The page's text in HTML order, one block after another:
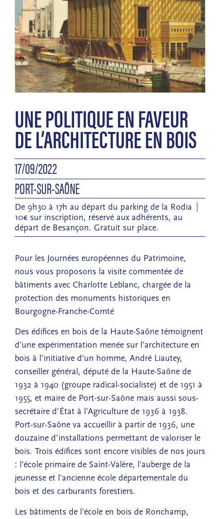
UNE POLITIQUE EN FAVEUR
DE L’ARCHITECTURE EN BOIS
17/09/2022
PORT-SUR-SAÔNE
De 9h30 à 17h au départ du parking de la Rodia
10€ sur inscription, réservé aux adhérents, au
départ de Besançon. Gratuit sur place.
Pour les Journées européennes du Patrimoine,
nous vous proposons la visite commentée de
bâtiments avec Charlotte Leblanc, chargée de la
protection des monuments historiques en
Bourgogne-Franche-Comté
Des édifices en bois de la Haute-Saône témoignent
d’une expérimentation menée sur l’architecture en
bois à l’initiative d’un homme, André Liautey,
conseiller général, député de la Haute-Saône de
1932 à 1940 (groupe radical-socialiste) et de 1951 à
1955, et maire de Port-sur-Saône mais aussi sous-
secrétaire d’État à l’Agriculture de 1936 à 1938.
Port-sur-Saône va accueillir à partir de 1936, une
douzaine d’installations permettant de valoriser le
bois. Trois édifices sont encore visibles de nos jours
: l’école primaire de Saint-Valère, l’auberge de la
jeunesse et l’ancienne école départementale du
bois et des carburants forestiers.
Les bâtiments de l’école en bois de Ronchamp,